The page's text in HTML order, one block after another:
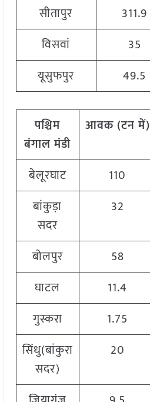
सीतापुर
311.9
विसवां
35
यूसुफपुर
49.5
पश्चिम
बंगाल मंडी
आवक (टनमें)
बेलूरघाट 110
बांकुड़ा
सदर
32
बोलपुर 58
घाटल
11.4
गुस्करा
1.75
सिंधु(बांकुरा
सदर)
20